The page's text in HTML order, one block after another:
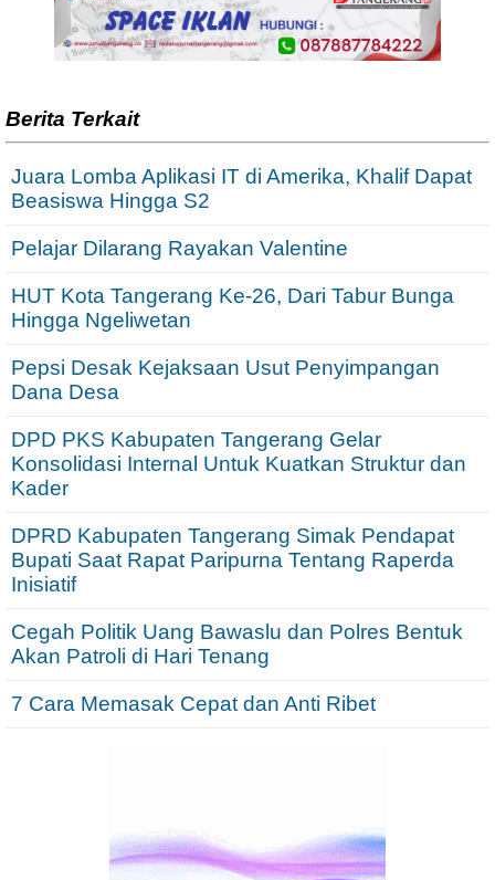
Berita Terkait
Juara Lomba Aplikasi IT di Amerika, Khalif Dapat
Beasiswa Hingga S2
Pelajar Dilarang Rayakan Valentine
HUT Kota Tangerang Ke-26, Dari Tabur Bunga
Hingga Ngeliwetan
Pepsi Desak Kejaksaan Usut Penyimpangan
Dana Desa
DPD PKS Kabupaten Tangerang Gelar
Konsolidasi Internal Untuk Kuatkan Struktur dan
Kader
DPRD Kabupaten Tangerang Simak Pendapat
Bupati Saat Rapat Paripurna Tentang Raperda
Inisiatif
Cegah Politik Uang Bawaslu dan Polres Bentuk
Akan Patroli di Hari Tenang
7 Cara Memasak Cepat dan Anti Ribet